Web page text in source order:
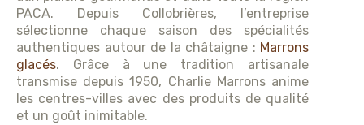
PACA. Depuis Collobrières, l’entreprise
sélectionne chaque saison des spécialités
authentiques autour de la châtaigne : Marrons
glacés. Grâce à une tradition artisanale
transmise depuis 1950, Charlie Marrons anime
les centres-villes avec des produits de qualité
et un goût inimitable.